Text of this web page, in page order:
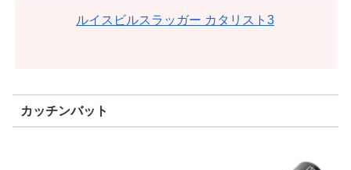
ルイスビルスラッガー カタリスト3
カッチンバット